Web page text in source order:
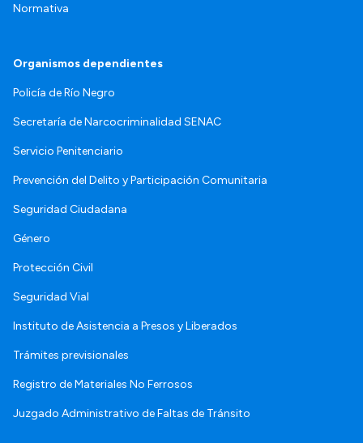
Normativa
Organismos dependientes
Policía de Río Negro
Secretaría de Narcocriminalidad SENAC
Servicio Penitenciario
Prevención del Delito y Participación Comunitaria
Seguridad Ciudadana
Género
Protección Civil
Seguridad Vial
Instituto de Asistencia a Presos y Liberados
Trámites previsionales
Registro de Materiales No Ferrosos
Juzgado Administrativo de Faltas de Tránsito